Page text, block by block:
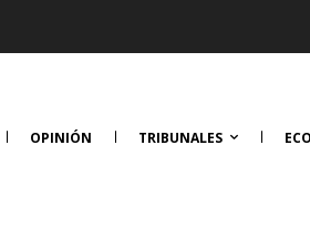
OPINIÓN TRIBUNALES